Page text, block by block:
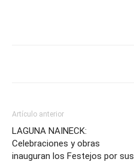
Artículo anterior
LAGUNA NAINECK:
Celebraciones y obras
inauguran los Festejos por sus